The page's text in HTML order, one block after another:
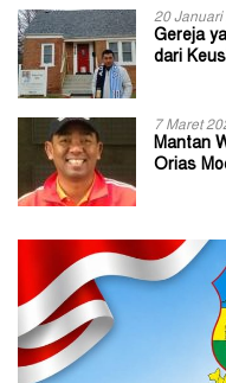
20 Januari
Gereja
dari
7 Maret
Mantan
Orias